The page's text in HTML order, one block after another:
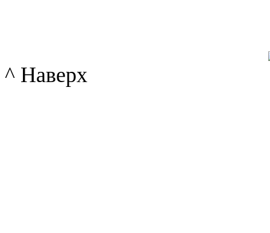
^ Наверх